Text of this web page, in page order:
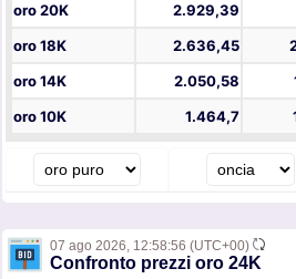
oro 20K
2.929,39
oro 18K
2.636,45
oro 14K
2.050,58
oro 10K
1.464,7
07 ago 2026, 12:58:56 (UTC+00)
Confronto prezzi oro 24K